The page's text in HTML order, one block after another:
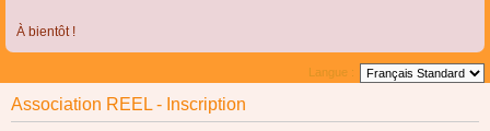
À bientôt !
Langue :
Association REEL - Inscription